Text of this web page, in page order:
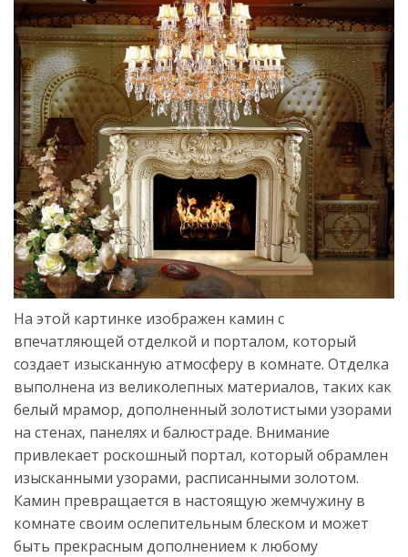
На этой картинке изображен камин с
впечатляющей отделкой и порталом, который
создает изысканную атмосферу в комнате. Отделка
выполнена из великолепных материалов, таких как
белый мрамор, дополненный золотистыми узорами
на стенах, панелях и балюстраде. Внимание
привлекает роскошный портал, который обрамлен
изысканными узорами, расписанными золотом.
Камин превращается в настоящую жемчужину в
комнате своим ослепительным блеском и может
быть прекрасным дополнением к любому